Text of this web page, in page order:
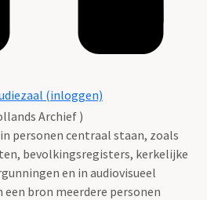
(inloggen)
Archief )
personen centraal staan, zoals
bevolkingsregisters, kerkelijke
en in audiovisueel
een bron meerdere personen